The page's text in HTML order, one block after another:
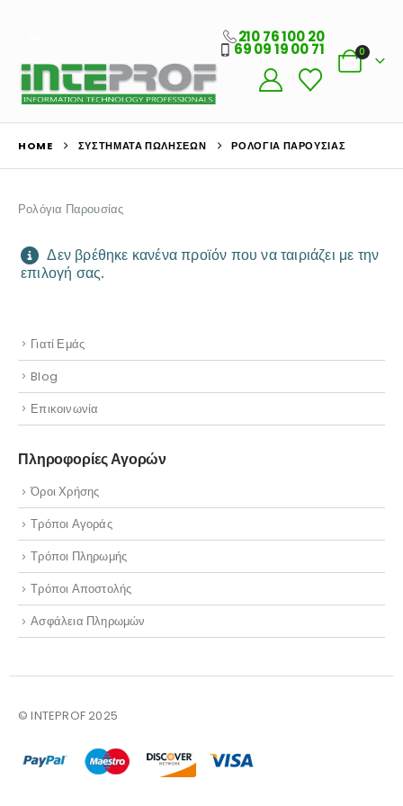
210 76 100 20
69 09 19 00 71 0
HOME ΣΥΣΤΉΜΑΤΑ ΠΩΛΉΣΕΩΝ ΡΟΛΌΓΙΑ ΠΑΡΟΥΣΊΑΣ
Ρολόγια Παρουσίας
Δεν βρέθηκε κανένα προϊόν που να ταιριάζει με την
επιλογή σας.
Πληροφορίες Καταστήματος
Γιατί Εμάς
Blog
Επικοινωνία
Πληροφορίες Αγορών
Όροι Χρήσης
Τρόποι Αγοράς
Τρόποι Πληρωμής
Τρόποι Αποστολής
Ασφάλεια Πληρωμών
© INTEPROF 2025